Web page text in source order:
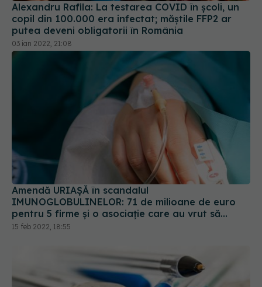
Alexandru Rafila: La testarea COVID în școli, un
copil din 100.000 era infectat; măștile FFP2 ar
putea deveni obligatorii în România
03 ian 2022, 21:08
Amendă URIAȘĂ în scandalul
IMUNOGLOBULINELOR: 71 de milioane de euro
pentru 5 firme și o asociație care au vrut să
forțeze statul să scoată taxa clawback
15 feb 2022, 18:55